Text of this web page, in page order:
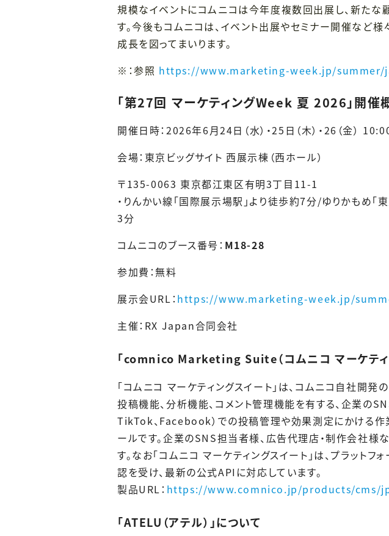
規模なイベントにコムニコは今年度複数回出展し、新たな
す。今後もコムニコは、イベント出展やセミナー開催など
成長を図ってまいります。
※：参照 https://www.marketing-week.jp/
「第27回 マーケティングWeek 夏 2026」開催
開催日時：2026年6月24日（水）・25日（木）・26（金）
会場：東京ビッグサイト 西展示棟（西ホール）
〒135-0063 東京都江東区有明3丁目11-1
・りんかい線「国際展示場駅」より徒歩約7分/ゆりかもめ「
3分
コムニコのブース番号： M18-28
参加費：無料
展示会URL： https://www.marketing-week.jp/
主催：RX Japan合同会社
「comnico Marketing Suite（コムニコ マーケティ
「コムニコ マーケティングスイート」は、コムニコ自社開発
投稿機能、分析機能、コメント管理機能を有する、企業の
TikTok、Facebook）での投稿管理や効果測定にかける
ールです。企業のSNS担当者様、広告代理店・制作会社様
す。なお「コムニコ マーケティングスイート」は、プラット
認を受け、最新の公式APIに対応しています。
製品URL： https://www.comnico.jp/products/cms/
「ATELU（アテル）」について